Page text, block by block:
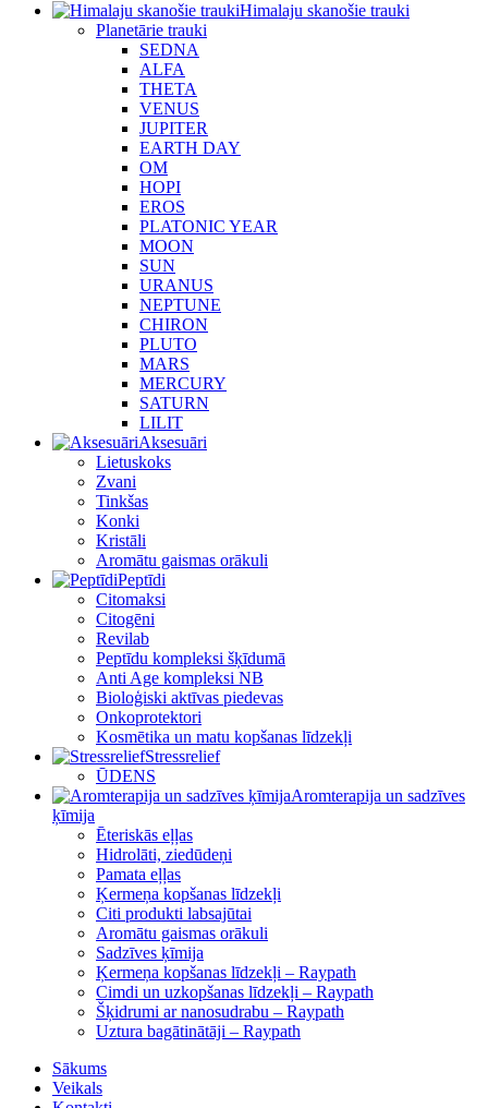
Himalaju skanošie trauki
Planetārie trauki
SEDNA
ALFA
THETA
VENUS
JUPITER
EARTH DAY
OM
HOPI
EROS
PLATONIC YEAR
MOON
SUN
URANUS
NEPTUNE
CHIRON
PLUTO
MARS
MERCURY
SATURN
LILIT
Aksesuāri
Lietuskoks
Zvani
Tinkšas
Konki
Kristāli
Aromātu gaismas orākuli
Peptīdi
Citomaksi
Citogēni
Revilab
Peptīdu kompleksi šķīdumā
Anti Age kompleksi NB
Bioloģiski aktīvas piedevas
Onkoprotektori
Kosmētika un matu kopšanas līdzekļi
Stressrelief
ŪDENS
Aromterapija un sadzīves
ķīmija
Ēteriskās eļļas
Hidrolāti, ziedūdeņi
Pamata eļļas
Ķermeņa kopšanas līdzekļi
Citi produkti labsajūtai
Aromātu gaismas orākuli
Sadzīves ķīmija
Ķermeņa kopšanas līdzekļi – Raypath
Cimdi un uzkopšanas līdzekļi – Raypath
Šķidrumi ar nanosudrabu – Raypath
Uztura bagātinātāji – Raypath
Sākums
Veikals